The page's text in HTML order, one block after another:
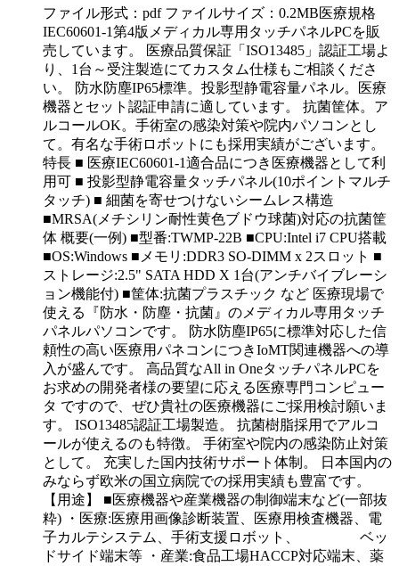
ファイル形式：pdf ファイルサイズ：0.2MB医療規格
IEC60601-1第4版メディカル専用タッチパネルPCを販
売しています。 医療品質保証「ISO13485」認証工場よ
り、1台～受注製造にてカスタム仕様もご相談くださ
い。 防水防塵IP65標準。投影型静電容量パネル。医療
機器とセット認証申請に適しています。 抗菌筐体。ア
ルコールOK。手術室の感染対策や院内パソコンとし
て。有名な手術ロボットにも採用実績がございます。
特長 ■ 医療IEC60601-1適合品につき医療機器として利
用可 ■ 投影型静電容量タッチパネル(10ポイントマルチ
タッチ) ■ 細菌を寄せつけないシームレス構造
■MRSA(メチシリン耐性黄色ブドウ球菌)対応の抗菌筐
体 概要(一例) ■型番:TWMP-22B ■CPU:Intel i7 CPU搭載
■OS:Windows ■メモリ:DDR3 SO-DIMM x 2スロット ■
ストレージ:2.5" SATA HDD X 1台(アンチバイブレーシ
ョン機能付) ■筐体:抗菌プラスチック など 医療現場で
使える『防水・防塵・抗菌』のメディカル専用タッチ
パネルパソコンです。 防水防塵IP65に標準対応した信
頼性の高い医療用パネコンにつきIoMT関連機器への導
入が盛んです。 高品質なAll in OneタッチパネルPCを
お求めの開発者様の要望に応える医療専門コンピュー
タ ですので、ぜひ貴社の医療機器にご採用検討願いま
す。 ISO13485認証工場製造。 抗菌樹脂採用でアルコ
ールが使えるのも特徴。 手術室や院内の感染防止対策
として。 充実した国内技術サポート体制。 日本国内の
みならず欧米の国立病院での採用実績も豊富です。
【用途】 ■医療機器や産業機器の制御端末など(一部抜
粋) ・医療:医療用画像診断装置、医療用検査機器、電
子カルテシステム、手術支援ロボット、 ベッ
ドサイド端末等 ・産業:食品工場HACCP対応端末、薬